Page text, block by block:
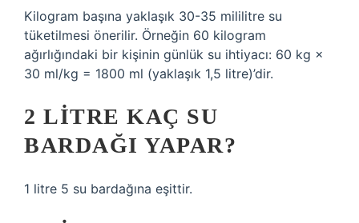
Kilogram başına yaklaşık 30-35 mililitre su
tüketilmesi önerilir. Örneğin 60 kilogram
ağırlığındaki bir kişinin günlük su ihtiyacı: 60 kg ×
30 ml/kg = 1800 ml (yaklaşık 1,5 litre)’dir.
2 LITRE KAÇ SU
BARDAĞI YAPAR?
1 litre 5 su bardağına eşittir.